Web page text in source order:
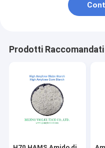
Prodotti Raccomandati